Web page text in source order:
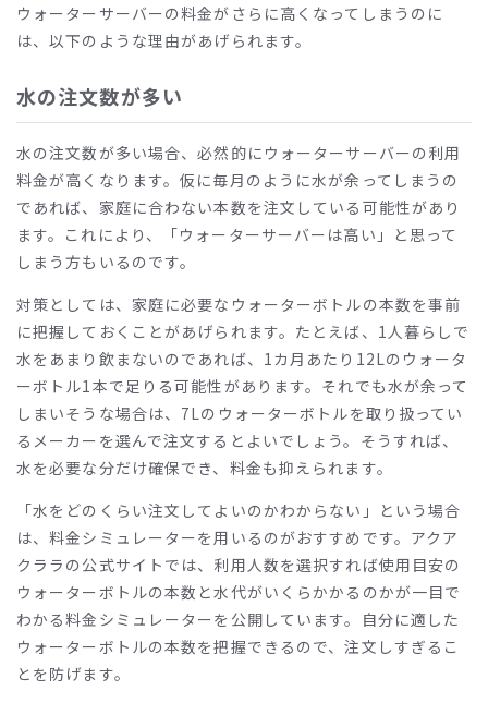
ウォーターサーバーの料金がさらに高くなってしまうのに
は、以下のような理由があげられます。
水の注文数が多い
水の注文数が多い場合、必然的にウォーターサーバーの利用
料金が高くなります。仮に毎月のように水が余ってしまうの
であれば、家庭に合わない本数を注文している可能性があり
ます。これにより、「ウォーターサーバーは高い」と思って
しまう方もいるのです。
対策としては、家庭に必要なウォーターボトルの本数を事前
に把握しておくことがあげられます。たとえば、 1 人暮らしで
水をあまり飲まないのであれば、 1 カ月あたり 12L のウォータ
ーボトル1 本で足りる可能性があります。それでも水が余って
しまいそうな場合は、 7L のウォーターボトルを取り扱ってい
るメーカーを選んで注文するとよいでしょう。そうすれば、
水を必要な分だけ確保でき、料金も抑えられます。
「水をどのくらい注文してよいのかわからない」という場合
は、料金シミュレーターを用いるのがおすすめです。アクア
クララの公式サイトでは、利用人数を選択すれば使用目安の
ウォーターボトルの本数と水代がいくらかかるのかが一目で
わかる料金シミュレーターを公開しています。自分に適した
ウォーターボトルの本数を把握できるので、注文しすぎるこ
とを防げます。